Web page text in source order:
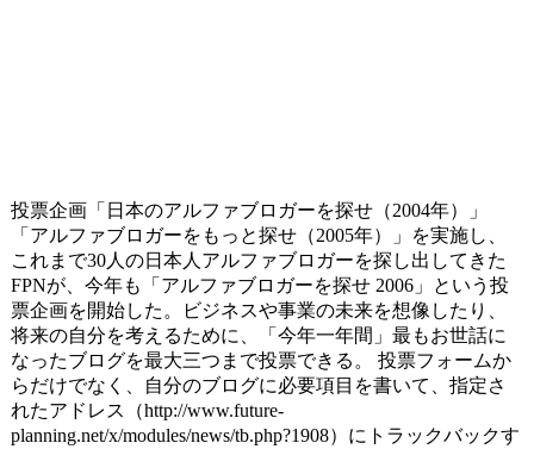
投票企画「日本のアルファブロガーを探せ（2004年）」
「アルファブロガーをもっと探せ（2005年）」を実施し、
これまで30人の日本人アルファブロガーを探し出してきた
FPNが、今年も「アルファブロガーを探せ 2006」という投
票企画を開始した。ビジネスや事業の未来を想像したり、
将来の自分を考えるために、「今年一年間」最もお世話に
なったブログを最大三つまで投票できる。 投票フォームか
らだけでなく、自分のブログに必要項目を書いて、指定さ
れたアドレス（http://www.future-
planning.net/x/modules/news/tb.php?1908）にトラックバックす